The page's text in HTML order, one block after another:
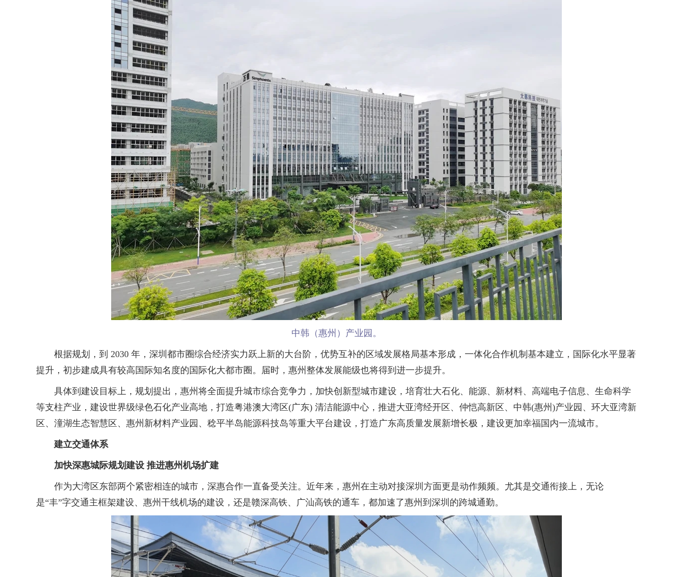
中韩（惠州）产业园。
根据规划，到 2030 年，深圳都市圈综合经济实力跃上新的大台阶，优势互补的区域发展格局基本形成，一体化合作机制基本建立，国际化水平显著
提升，初步建成具有较高国际知名度的国际化大都市圈。届时，惠州整体发展能级也将得到进一步提升。
具体到建设目标上，规划提出，惠州将全面提升城市综合竞争力，加快创新型城市建设，培育壮大石化、能源、新材料、高端电子信息、生命科学
等支柱产业，建设世界级绿色石化产业高地，打造粤港澳大湾区(广东) 清洁能源中心，推进大亚湾经开区、仲恺高新区、中韩(惠州)产业园、环大亚湾新
区、潼湖生态智慧区、惠州新材料产业园、稔平半岛能源科技岛等重大平台建设，打造广东高质量发展新增长极，建设更加幸福国内一流城市。
建立交通体系
加快深惠城际规划建设 推进惠州机场扩建
作为大湾区东部两个紧密相连的城市，深惠合作一直备受关注。近年来，惠州在主动对接深圳方面更是动作频频。尤其是交通衔接上，无论
是“丰”字交通主框架建设、惠州干线机场的建设，还是赣深高铁、广汕高铁的通车，都加速了惠州到深圳的跨城通勤。